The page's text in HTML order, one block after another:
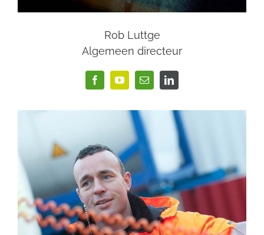
Rob Luttge
Algemeen directeur